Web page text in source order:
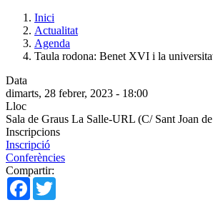
Inici
Actualitat
Agenda
Taula rodona: Benet XVI i la
Data
dimarts, 28 febrer, 2023 - 18:00
Lloc
Sala de Graus La Salle-URL (C/ Sant Joan
Inscripcions
Inscripció
Conferències
Compartir:
Facebook